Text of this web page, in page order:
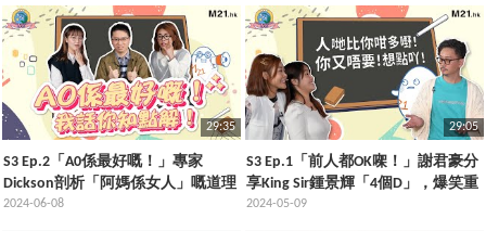
29:35
S3 Ep.2「A0係最好嘅！」專家
Dickson剖析「阿媽係女人」嘅道理
點解咁重要！
2024-06-08
29:05
S3 Ep.1「前人都OK㗎！」謝君豪分
享King Sir鍾景輝「4個D」，爆笑重
演初登場蝦碌事件！
2024-05-09